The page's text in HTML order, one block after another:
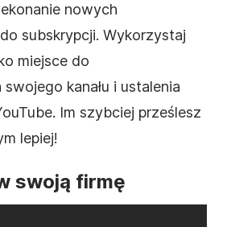
nowych
subskrypcji. Wykorzystaj
miejsce do
kanału i ustalenia
Im szybciej prześlesz
lepiej!
swoją firmę